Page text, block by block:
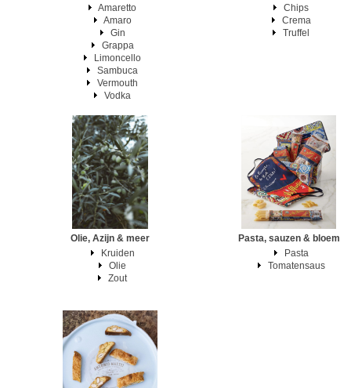
Amaretto
Amaro
Gin
Grappa
Limoncello
Sambuca
Vermouth
Vodka
Chips
Crema
Truffel
Olie, Azijn & meer
Kruiden
Olie
Zout
Pasta, sauzen & bloem
Pasta
Tomatensaus